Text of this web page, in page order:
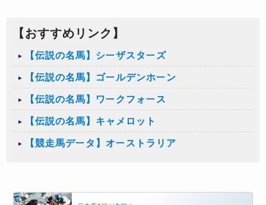
【おすすめリンク】
【伝説の名馬】シーザスターズ
【伝説の名馬】ゴールデンホーン
【伝説の名馬】ワークフォース
【伝説の名馬】キャメロット
【競走馬データ】オーストラリア